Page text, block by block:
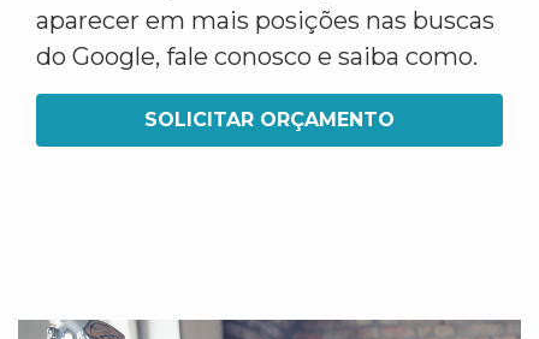
aparecer em mais posições nas buscas
do Google, fale conosco e saiba como.
SOLICITAR ORÇAMENTO